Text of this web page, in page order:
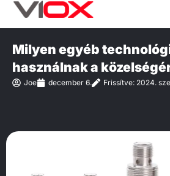
Ugrás
Milyen egyéb
használnak a
Joe december 6. Frissítve: 2024.